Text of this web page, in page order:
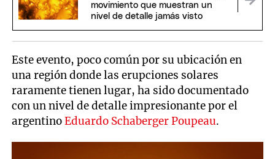
movimiento que muestran un
nivel de detalle jamás visto
Este evento, poco común por su ubicación en
una región donde las erupciones solares
raramente tienen lugar, ha sido documentado
con un nivel de detalle impresionante por el
argentinoEduardo Schaberger Poupeau.